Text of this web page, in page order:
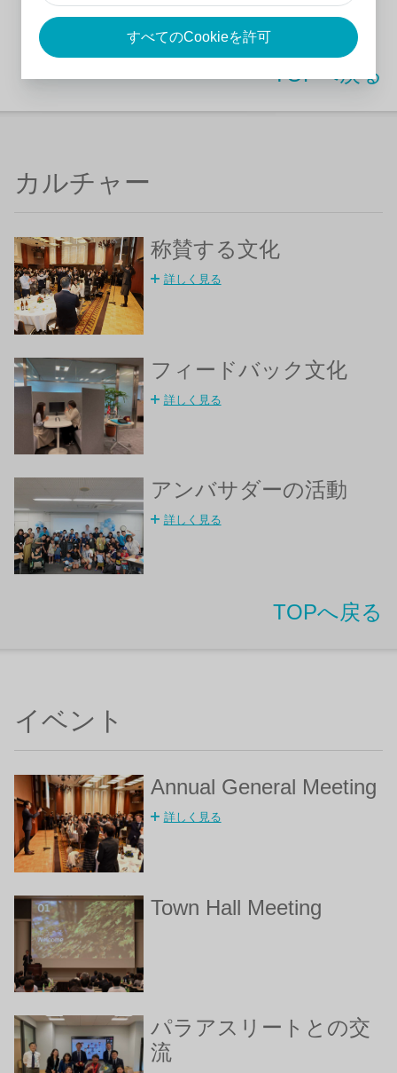
すべてのCookieを許可
詳しく見る
TOPへ戻る
カルチャー
称賛する文化
詳しく見る
フィードバック文化
詳しく見る
アンバサダーの活動
詳しく見る
TOPへ戻る
イベント
Annual General Meeting
詳しく見る
Town Hall Meeting
パラアスリートとの交
流